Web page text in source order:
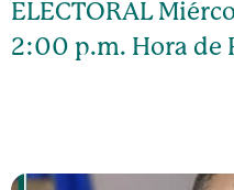
ELECTORAL
2:00 p.m. Hora de